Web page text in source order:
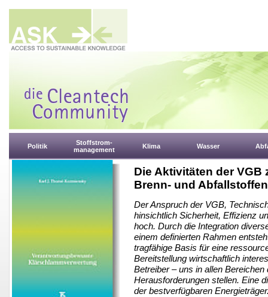
Politik
Stoffstrom-
management
Klima Wasser
Die Aktivitäten der
Brenn- und
Der Anspruch der VGB,
hinsichtlich Sicherheit, Effizienz
hoch. Durch die Integration
einem definierten Rahmen
tragfähige Basis für eine
Bereitstellung wirtschaftlich
Betreiber – uns in allen
Herausforderungen stellen. Eine
der bestverfügbaren